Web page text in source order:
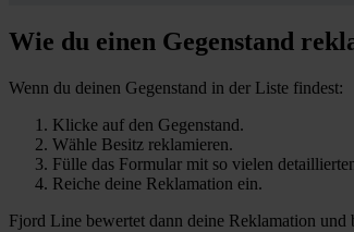
Wie du einen Gegenstand
Wenn du deinen Gegenstand in der Liste findest:
Klicke auf den Gegenstand.
Wähle Besitz reklamieren.
Fülle das Formular mit so vielen
Reiche deine Reklamation ein.
Fjord Line bewertet dann deine Reklamation